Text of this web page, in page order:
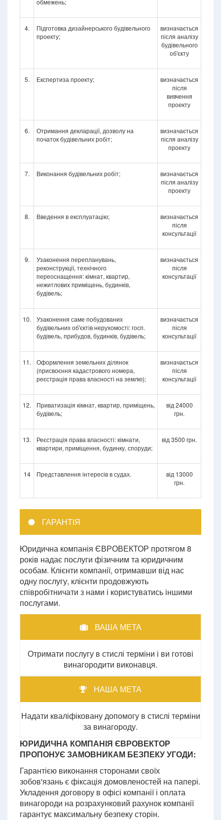
обмежень;
4.
Підготовка дизайнерського будівельного
проекту;
визначається
після аналізу
будівельного
об'єкту
5. Експертиза проекту;
визначається
після
вивчення
проекту
6.
Отримання декларації, дозволу на
початок будівельних робіт;
визначається
після аналізу
проекту
7. Виконання будівельних робіт;
визначається
після аналізу
проекту
8. Введення в експлуатацію;
визначається
після
консультації
9.
Узаконення перепланувань,
реконструкції, технічного
переоснащення: кімнат, квартир,
нежитлових приміщень, будинків,
будівель;
визначається
після
консультації
10.
Узаконення саме побудованих
будівельних об'єктів нерухомості: госп.
будівель, прибудов, будинків, будівель;
визначається
після
консультації
11.
Оформлення земельних ділянок
(присвоєння кадастрового номера,
реєстрація права власності на землю);
визначається
після
консультації
12.
Приватизація кімнат, квартир, приміщень,
будівель;
від 24000
грн.
13.
Реєстрація права власності: кімнати,
квартири, приміщення, будинку, споруди;
від 3500 грн.
14 Представлення інтересів в судах.
від 13000
грн.
ГАРАНТІЯ
Юридична компанія ЄВРОВЕКТОР протягом 8
років надає послуги фізичним та юридичним
особам. Клієнти компанії, отримавши від нас
одну послугу, клієнти продовжують
співробітничати з нами і користуватись іншими
послугами.
ВАША МЕТА
Отримати послугу в стислі терміни і ви готові
винагородити виконавця.
НАША МЕТА
Надати кваліфіковану допомогу в стислі терміни
за винагороду.
ЮРИДИЧНА КОМПАНІЯ ЄВРОВЕКТОР
ПРОПОНУЄ ЗАМОВНИКАМ БЕЗПЕКУ УГОДИ:
Гарантією виконання сторонами своїх
зобов'язань є фіксація домовленостей на папері.
Укладення договору в офісі компанії і оплата
винагороди на розрахунковий рахунок компанії
гарантує максимальну безпеку сторін.